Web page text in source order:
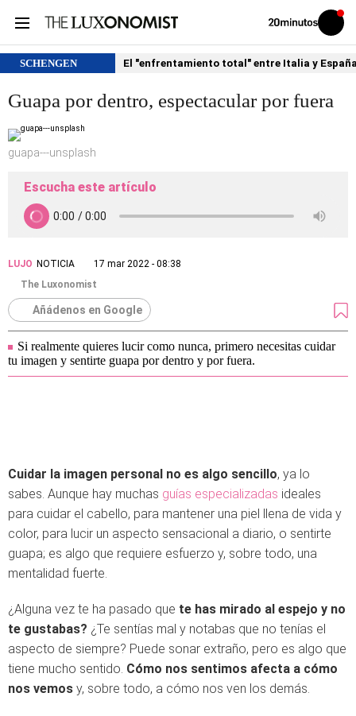
Volver
Iniciar
sesión
SCHENGEN El "enfrentamiento total" entre Italia y
Guapa por dentro, espectacular por fuera
guapa---unsplash
Escucha este artículo
LUJO NOTICIA
17 mar 2022 - 08:38
The Luxonomist
Añádenos en Google
Si realmente quieres lucir como nunca, primero necesitas cuidar
tu imagen y sentirte guapa por dentro y por fuera.
Cuidar la imagen personal no es algo sencillo, ya lo
sabes. Aunque hay muchas guías especializadas ideales
para cuidar el cabello, para mantener una piel llena de vida y
color, para lucir un aspecto sensacional a diario, o sentirte
guapa; es algo que requiere esfuerzo y, sobre todo, una
mentalidad fuerte.
¿Alguna vez te ha pasado que te has mirado al espejo y no
te gustabas? ¿Te sentías mal y notabas que no tenías el
aspecto de siempre? Puede sonar extraño, pero es algo que
tiene mucho sentido. Cómo nos sentimos afecta a cómo
nos vemos y, sobre todo, a cómo nos ven los demás.